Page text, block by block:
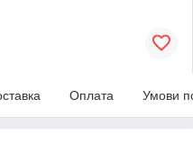
Оплата Умови